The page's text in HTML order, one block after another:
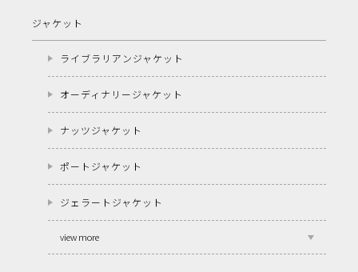
ジャケット
ライブラリアンジャケット
オーディナリージャケット
ナッツジャケット
ポートジャケット
ジェラートジャケット
view more